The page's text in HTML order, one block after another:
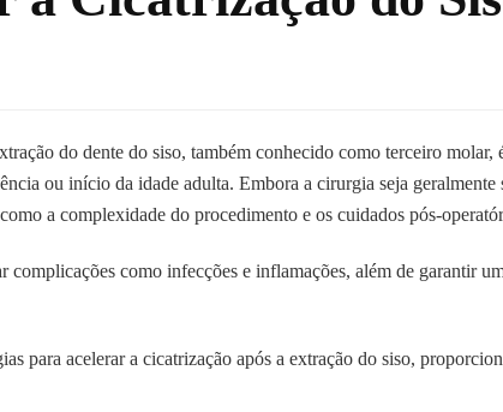
do dente do siso, também conhecido como terceiro
ou início da idade adulta. Embora a cirurgia seja
a complexidade do procedimento e os cuidados pós-
complicações como infecções e inflamações, além de garantir
para acelerar a cicatrização após a extração do siso,